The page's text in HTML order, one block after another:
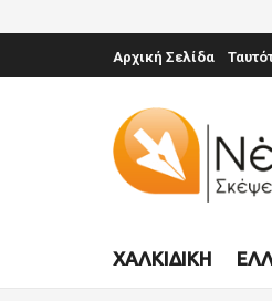
Αρχική Σελίδα
ΧΑΛΚΙΔΙΚΉ